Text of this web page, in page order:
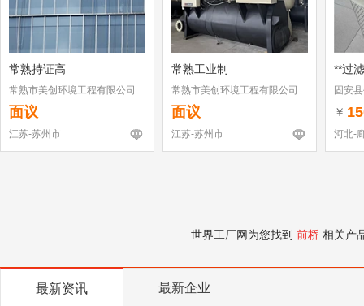
常熟持证高
常熟市美创环境工程有限公司
面议
江苏-苏州市
常熟工业制
常熟市美创环境工程有限公司
面议
江苏-苏州市
**过
固安
￥
河北-
世界工厂网为您找到 前桥 相关产
最新资讯 最新企业